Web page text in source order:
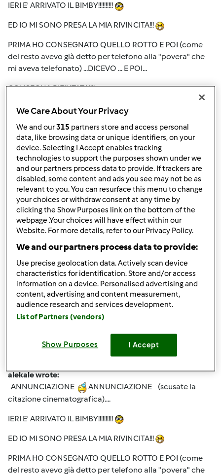
IERI E' ARRIVATO IL BIMBY!!!!!!!!!!
ED IO MI SONO PRESA LA MIA RIVINCITA!!!
PRIMA HO CONSEGNATO QUELLO ROTTO E POI (come
del resto avevo già detto per telefono alla "povera" che
mi aveva telefonato) ...DICEVO ... E POI...
CONSEGNA RIFIUTATA!!!!
NON NE VOGLIO PIU' SENTIRE PARLARE!!!
FINALMENTE LA STORIA E' F I N I T A!!!!!!
Grazie a tutti per il sostegno, i consigli, la stima e la
solidarietà.... questo è l'unica cosa di buono che ho avuto
grazie a Contempora... e per giunta GRATIS!!!
UN BACIO A TUTTI E BUONA VITA CON IL VOSTRO BIMBY...
Alessandra (debimbyzzata) ahahahah
In cima
Accedio registratiper poter commentare
Magat Iscritto : 26.03.2014
alekale wrote:
ANNUNCIAZIONE
ANNUNCIAZIONE (scusate la
citazione cinematografica)....
IERI E' ARRIVATO IL BIMBY!!!!!!!!!!
ED IO MI SONO PRESA LA MIA RIVINCITA!!!
PRIMA HO CONSEGNATO QUELLO ROTTO E POI (come
del resto avevo già detto per telefono alla "povera" che
We Care About Your Privacy
We and our315 partners store and access personal
data, like browsing data or unique identifiers, on your
device. Selecting I Accept enables tracking
technologies to support the purposes shown under we
and our partners process data to provide. If trackers are
disabled, some content and ads you see may not be as
relevant to you. You can resurface this menu to change
your choices or withdraw consent at any time by
clicking the Show Purposes link on the bottom of the
webpage .Your choices will have effect within our
Website. For more details, refer to our Privacy Policy.
We and our partners process data to provide:
Use precise geolocation data. Actively scan device
characteristics for identification. Store and/or access
information on a device. Personalised advertising and
content, advertising and content measurement,
audience research and services development.
List of Partners (vendors)
Show Purposes I Accept